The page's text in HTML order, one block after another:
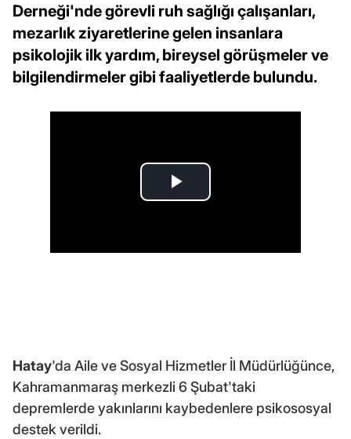
Derneği'nde görevli ruh sağlığı çalışanları,
mezarlık ziyaretlerine gelen insanlara
psikolojik ilk yardım, bireysel görüşmeler ve
bilgilendirmeler gibi faaliyetlerde bulundu.
Hatay'da Aile ve Sosyal Hizmetler İl Müdürlüğünce,
Kahramanmaraş merkezli 6 Şubat'taki
depremlerde yakınlarını kaybedenlere psikososyal
destek verildi.